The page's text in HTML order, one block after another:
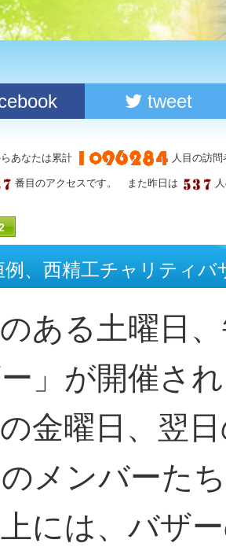
tweet
あなたは累計 人目の訪
番目のアクセスです。 また昨日は
例、西精工チャリティ
のある土曜日
」が開催さ
金曜日、翌
メンバーた
には、バザ